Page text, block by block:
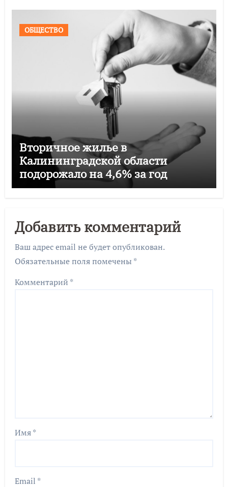
ОБЩЕСТВО
Вторичное жилье в
Калининградской области
подорожало на 4,6% за год
Добавить комментарий
Ваш адрес email не будет опубликован.
Обязательные поля помечены *
Комментарий *
Имя*
Email *